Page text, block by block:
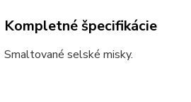
Kompletné špecifikácie
Smaltované selské misky.